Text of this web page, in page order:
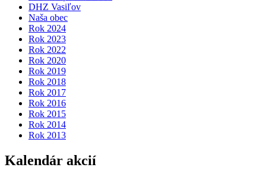
DHZ Vasiľov
Naša obec
Rok 2024
Rok 2023
Rok 2022
Rok 2020
Rok 2019
Rok 2018
Rok 2017
Rok 2016
Rok 2015
Rok 2014
Rok 2013
Kalendár akcií